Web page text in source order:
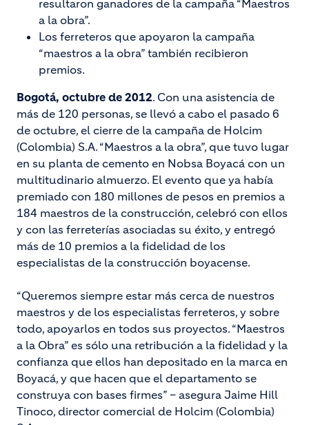
resultaron ganadores de la campaña “Maestros
a la obra”.
Los ferreteros que apoyaron la campaña
“maestros a la obra” también recibieron
premios.
Bogotá, octubre de 2012. Con una asistencia de
más de 120 personas, se llevó a cabo el pasado 6
de octubre, el cierre de la campaña de Holcim
(Colombia) S.A. “Maestros a la obra”, que tuvo lugar
en su planta de cemento en Nobsa Boyacá con un
multitudinario almuerzo. El evento que ya había
premiado con 180 millones de pesos en premios a
184 maestros de la construcción, celebró con ellos
y con las ferreterías asociadas su éxito, y entregó
más de 10 premios a la fidelidad de los
especialistas de la construcción boyacense.
“Queremos siempre estar más cerca de nuestros
maestros y de los especialistas ferreteros, y sobre
todo, apoyarlos en todos sus proyectos. “Maestros
a la Obra” es sólo una retribución a la fidelidad y la
confianza que ellos han depositado en la marca en
Boyacá, y que hacen que el departamento se
construya con bases firmes” – asegura Jaime Hill
Tinoco, director comercial de Holcim (Colombia)